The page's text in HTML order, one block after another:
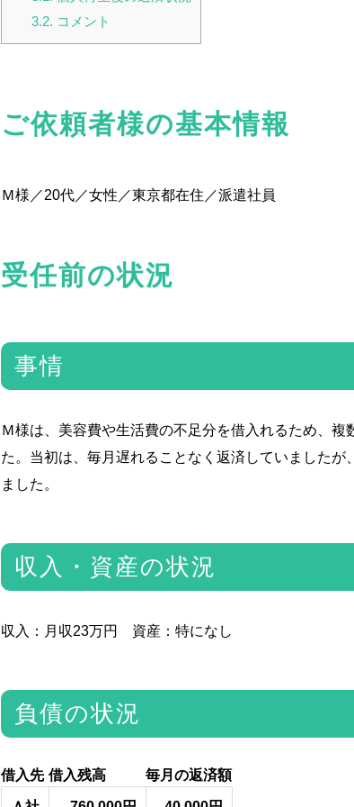
3.2. コメント
ご依頼者様の基本情報
Ｍ様／20代／女性／東京都在住／派遣社員
受任前の状況
事情
Ｍ様は、美容費や生活費の不足分を借入れるため、
た。当初は、毎月遅れることなく返済していました
ました。
収入・資産の状況
収入：月収23万円 資産：特になし
負債の状況
借入先 借入残高 毎月の返済額